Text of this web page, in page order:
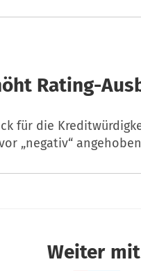
Rating-
für die
„negativ“